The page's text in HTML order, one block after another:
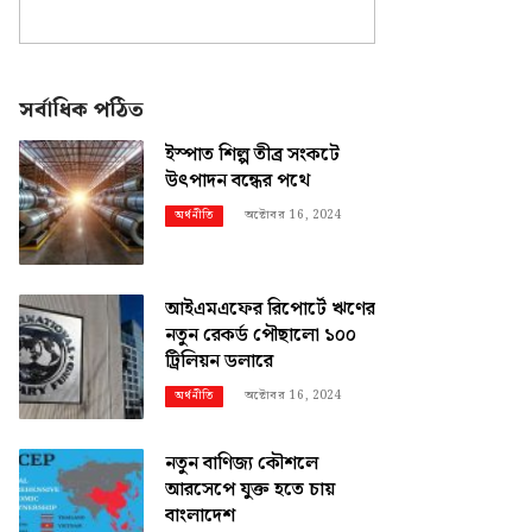
সর্বাধিক পঠিত
ইস্পাত শিল্প তীব্র সংকটে
উৎপাদন বন্ধের পথে
অর্থনীতি অক্টোবর 16, 2024
আইএমএফের রিপোর্টে ঋণের
নতুন রেকর্ড পৌছালো ১০০
ট্রিলিয়ন ডলারে
অর্থনীতি অক্টোবর 16, 2024
নতুন বাণিজ্য কৌশলে
আরসেপে যুক্ত হতে চায়
বাংলাদেশ